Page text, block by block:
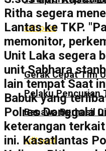
edit post
Gerak Cepat Tim
Pelaku Pencurian
Banawa Berhasil
edit post
Ritha segera
Lantas ke TKP.
memonitor,
Unit Laka segera
unit Sabhara
lain tempat Saat
Babuk yang
Polres Donggala
keterangan
ini. Kasatlantas